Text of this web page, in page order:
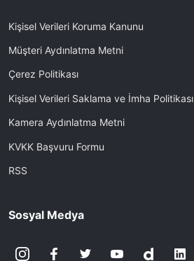
Kişisel Verileri Koruma Kanunu
Müşteri Aydınlatma Metni
Çerez Politikası
Kişisel Verileri Saklama ve İmha Politikası
Kamera Aydınlatma Metni
KVKK Başvuru Formu
RSS
Sosyal Medya